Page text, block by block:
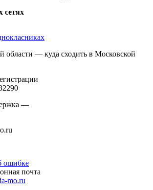
сетях
области — куда сходить в Московской
—
ошибке
почта
mo.ru